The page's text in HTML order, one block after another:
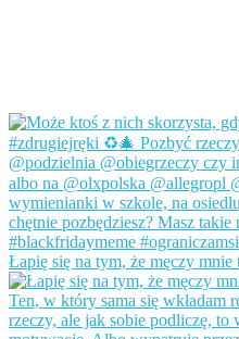
Łapię się na tym, że męczy mnie